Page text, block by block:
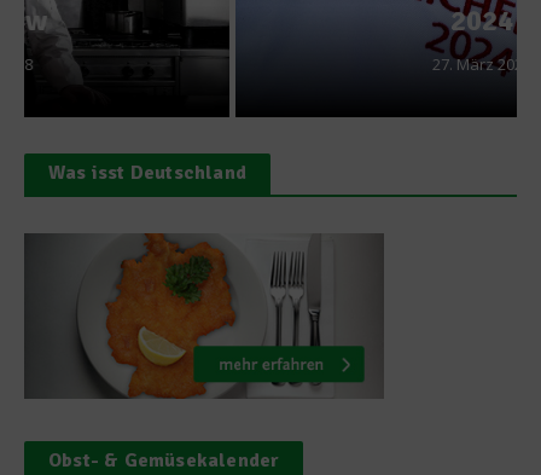
Was isst Deutschland
Obst- & Gemüsekalender